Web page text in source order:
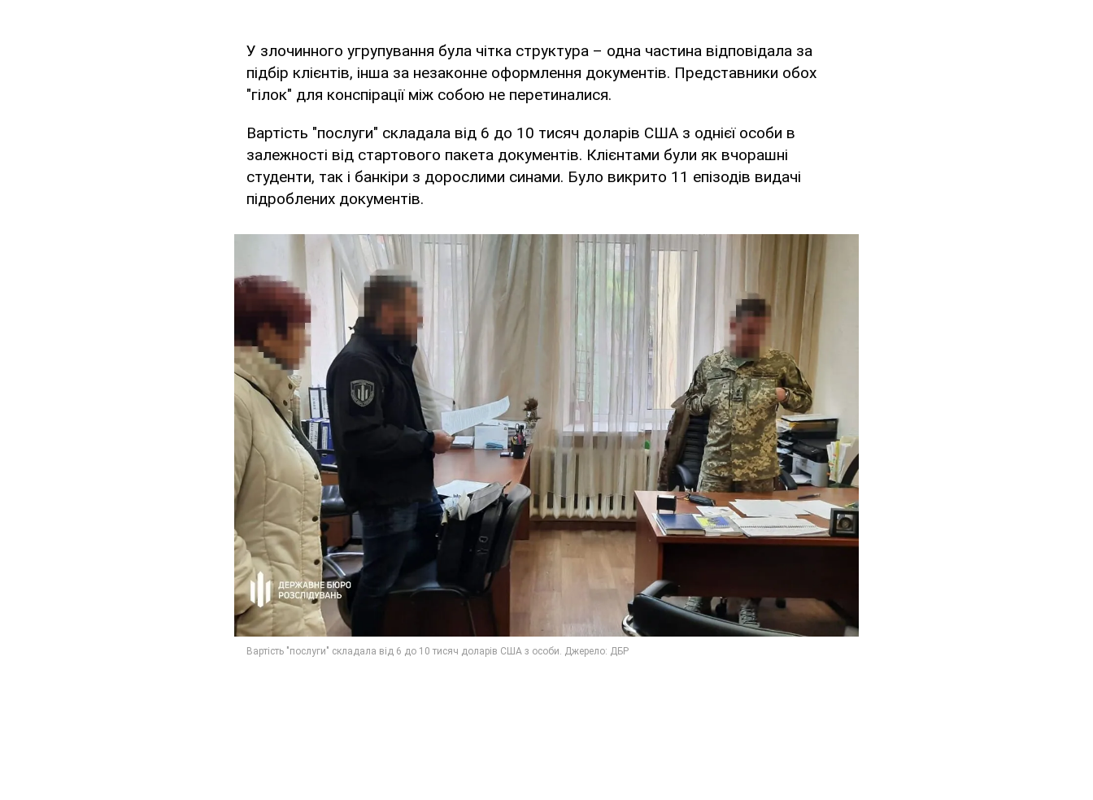
У злочинного угрупування була чітка структура – одна частина відповідала за
підбір клієнтів, інша за незаконне оформлення документів. Представники обох
"гілок" для конспірації між собою не перетиналися.
Вартість "послуги" складала від 6 до 10 тисяч доларів США з однієї особи в
залежності від стартового пакета документів. Клієнтами були як вчорашні
студенти, так і банкіри з дорослими синами. Було викрито 11 епізодів видачі
підроблених документів.